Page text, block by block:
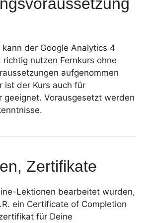
der Google Analytics 4
nutzen Fernkurs ohne
aufgenommen
ist der Kurs auch für
geeignet. Vorausgesetzt werden
Zertifikate
Lektionen bearbeitet wurden,
ein Certificate of Completion
für Deine